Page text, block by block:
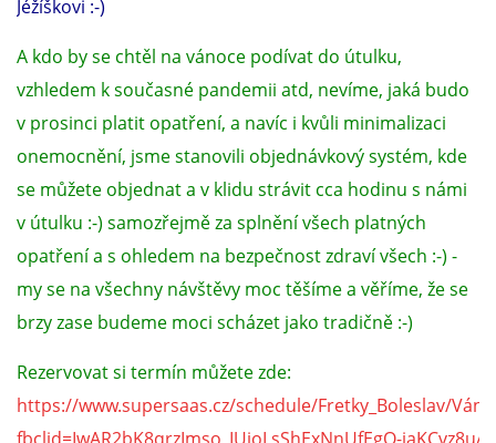
Jéžíškovi :-)
​A kdo by se chtěl na vánoce podívat do útulku,
vzhledem k současné pandemii atd, nevíme, jaká budo
v prosinci platit opatření, a navíc i kvůli minimalizaci
onemocnění, jsme stanovili objednávkový systém, kde
se můžete objednat a v klidu strávit cca hodinu s námi
v útulku :-) samozřejmě za splnění všech platných
opatření a s ohledem na bezpečnost zdraví všech :-) -
my se na všechny návštěvy moc těšíme a věříme, že se
brzy zase budeme moci scházet jako tradičně :-)
Rezervovat si termín můžete zde:
https://www.supersaas.cz/schedule/Fretky_Boleslav/